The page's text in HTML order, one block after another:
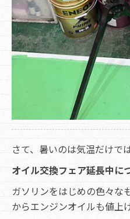
さて、暑いのは気温だけで
オイル交換フェア延長中に
ガソリンをはじめの色々な
からエンジンオイルも値上